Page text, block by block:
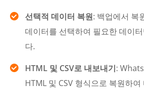
선택적 데이터 복원: 백업에서 복
데이터를 선택하여 필요한 데이
다.
HTML 및 CSV로 내보내기:
HTML 및 CSV 형식으로 복원하